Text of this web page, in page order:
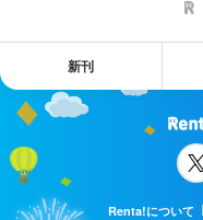
新刊
Renta!について